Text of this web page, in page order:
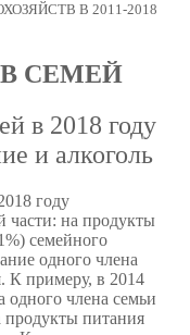
В 2011-2018
СЕМЕЙ
в 2018 году
и алкоголь
году
части: на продукты
семейного
одного члена
К примеру, в 2014
одного члена семьи
продукты питания